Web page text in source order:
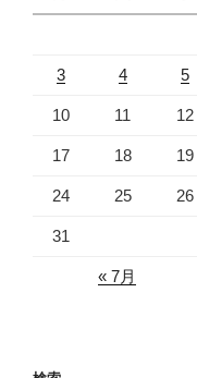
3 4 5
10 11 12
17 18 19
24 25 26
31
« 7月